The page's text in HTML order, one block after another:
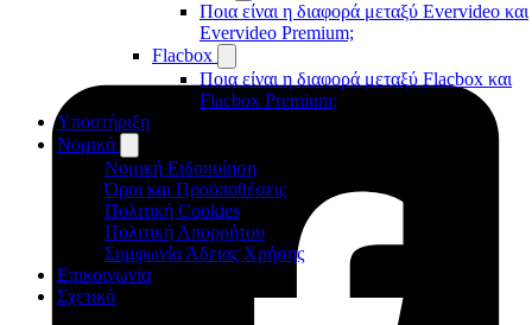
Ποια είναι η διαφορά μεταξύ Evervideo και
Evervideo Premium;
Flacbox
Ποια είναι η διαφορά μεταξύ Flacbox και
Flacbox Premium;
Υποστήριξη
Νομικά
Νομική Ειδοποίηση
Όροι και Προϋποθέσεις
Πολιτική Cookies
Πολιτική Απορρήτου
Συμφωνία Άδειας Χρήσης
Επικοινωνία
Σχετικά